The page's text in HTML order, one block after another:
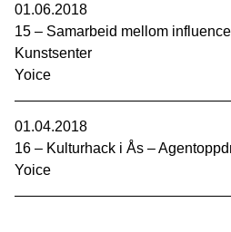
01.06.2018
15 – Samarbeid mellom
Kunstsenter
Yoice
01.04.2018
16 – Kulturhack i Ås –
Yoice